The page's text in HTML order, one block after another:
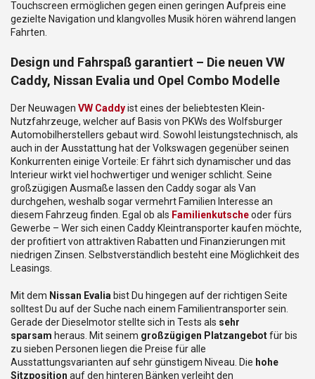
Touchscreen ermöglichen gegen einen geringen Aufpreis eine
gezielte Navigation und klangvolles Musik hören während langen
Fahrten.
Design und Fahrspaß garantiert – Die neuen VW
Caddy, Nissan Evalia und Opel Combo Modelle
Der Neuwagen VW Caddyist eines der beliebtesten Klein-
Nutzfahrzeuge, welcher auf Basis von PKWs des Wolfsburger
Automobilherstellers gebaut wird. Sowohl leistungstechnisch, als
auch in der Ausstattung hat der Volkswagen gegenüber seinen
Konkurrenten einige Vorteile: Er fährt sich dynamischer und das
Interieur wirkt viel hochwertiger und weniger schlicht. Seine
großzügigen Ausmaße lassen den Caddy sogar als Van
durchgehen, weshalb sogar vermehrt Familien Interesse an
diesem Fahrzeug finden. Egal ob als Familienkutscheoder fürs
Gewerbe – Wer sich einen Caddy Kleintransporter kaufen möchte,
der profitiert von attraktiven Rabatten und Finanzierungen mit
niedrigen Zinsen. Selbstverständlich besteht eine Möglichkeit des
Leasings.
Mit dem Nissan Evalia bist Du hingegen auf der richtigen Seite
solltest Du auf der Suche nach einem Familientransporter sein.
Gerade der Dieselmotor stellte sich in Tests als sehr
sparsam heraus. Mit seinem großzügigen Platzangebotfür bis
zu sieben Personen liegen die Preise für alle
Ausstattungsvarianten auf sehr günstigem Niveau. Die hohe
Sitzposition auf den hinteren Bänken verleiht den